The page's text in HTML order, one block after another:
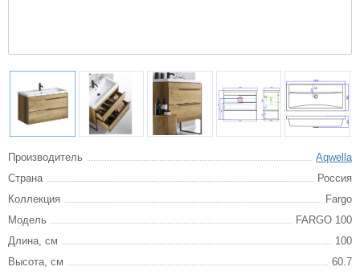
Производитель
Aqwella
Страна
Россия
Коллекция
Fargo
Модель
FARGO 100
Длина, см
100
Высота, см
60.7